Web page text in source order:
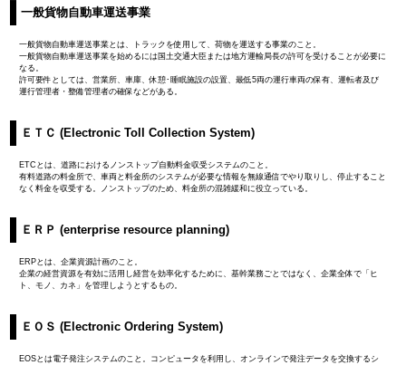
一般貨物自動車運送事業
一般貨物自動車運送事業とは、トラックを使用して、荷物を運送する事業のこと。
一般貨物自動車運送事業を始めるには国土交通大臣または地方運輸局長の許可を受けることが必要に
なる。
許可要件としては、営業所、車庫、休憩･睡眠施設の設置、最低5両の運行車両の保有、運転者及び
運行管理者・整備管理者の確保などがある。
ＥＴＣ (Electronic Toll Collection System)
ETCとは、道路におけるノンストップ自動料金収受システムのこと。
有料道路の料金所で、車両と料金所のシステムが必要な情報を無線通信でやり取りし、停止すること
なく料金を収受する。ノンストップのため、料金所の混雑緩和に役立っている。
ＥＲＰ (enterprise resource planning)
ERPとは、企業資源計画のこと。
企業の経営資源を有効に活用し経営を効率化するために、基幹業務ごとではなく、企業全体で「ヒ
ト、モノ、カネ」を管理しようとするもの。
ＥＯＳ (Electronic Ordering System)
EOSとは電子発注システムのこと。コンピュータを利用し、オンラインで発注データを交換するシ